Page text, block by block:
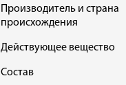
Производитель и страна
происхождения
Действующее вещество
Состав